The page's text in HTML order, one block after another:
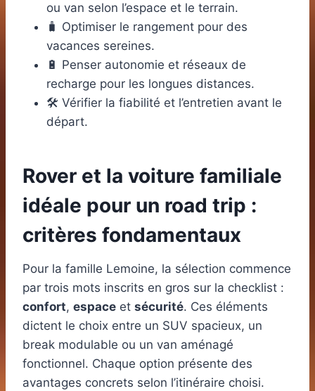
ou van selon l’espace et le terrain.
🧳 Optimiser le rangement pour des
vacances sereines.
🔋 Penser autonomie et réseaux de
recharge pour les longues distances.
🛠️ Vérifier la fiabilité et l’entretien avant le
départ.
Rover et la voiture familiale
idéale pour un road trip :
critères fondamentaux
Pour la famille Lemoine, la sélection commence
par trois mots inscrits en gros sur la checklist :
confort, espace et sécurité. Ces éléments
dictent le choix entre un SUV spacieux, un
break modulable ou un van aménagé
fonctionnel. Chaque option présente des
avantages concrets selon l’itinéraire choisi.